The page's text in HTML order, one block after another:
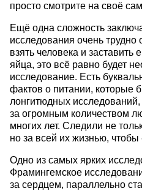
просто смотрите на своё
Ещё одна сложность
исследования очень
взять человека и заставить
яйца, это всё равно будет
исследование. Есть
фактов о питании, которые
лонгитюдных исследований,
за огромным количеством
многих лет. Следили не
но за всей их жизнью,
Одно из самых ярких
Фрамингемское
за сердцем, параллельно